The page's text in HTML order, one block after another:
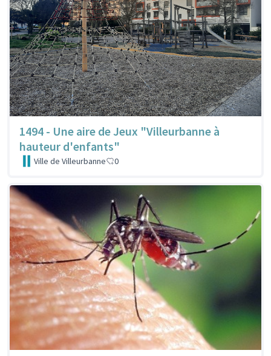
1494 - Une aire de Jeux "Villeurbanne à
hauteur d'enfants"
Ville de Villeurbanne 0